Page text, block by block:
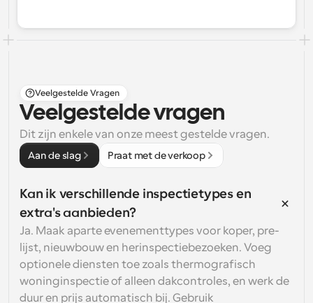
Veelgestelde Vragen
Veelgestelde vragen
Dit zijn enkele van onze meest gestelde vragen.
Aan de slag Praat met de verkoop
Kan ik verschillende inspectietypes en
extra's aanbieden?
Ja. Maak aparte evenementtypes voor koper, pre-
lijst, nieuwbouw en herinspectiebezoeken. Voeg
optionele diensten toe zoals thermografisch
woninginspectie of alleen dakcontroles, en werk de
duur en prijs automatisch bij. Gebruik